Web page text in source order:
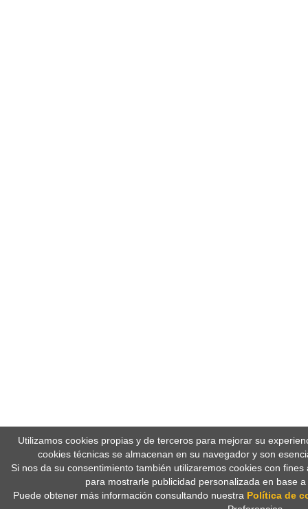
Utilizamos cookies propias y de terceros para mejorar su
cookies técnicas se almacenan en su navegador y son
Si nos da su consentimiento también utilizaremos cookies con
para mostrarle publicidad personalizada en base
Puede obtener más información consultando nuestra Política de